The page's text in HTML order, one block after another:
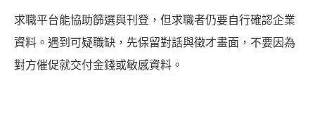
求職平台能協助篩選與刊登，但求職者仍要自行確認企業
資料。遇到可疑職缺，先保留對話與徵才畫面，不要因為
對方催促就交付金錢或敏感資料。